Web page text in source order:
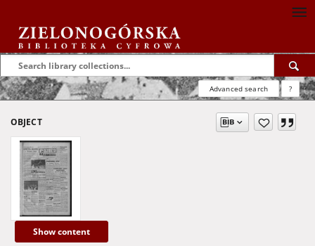
Advanced search ?
OBJECT
Show content